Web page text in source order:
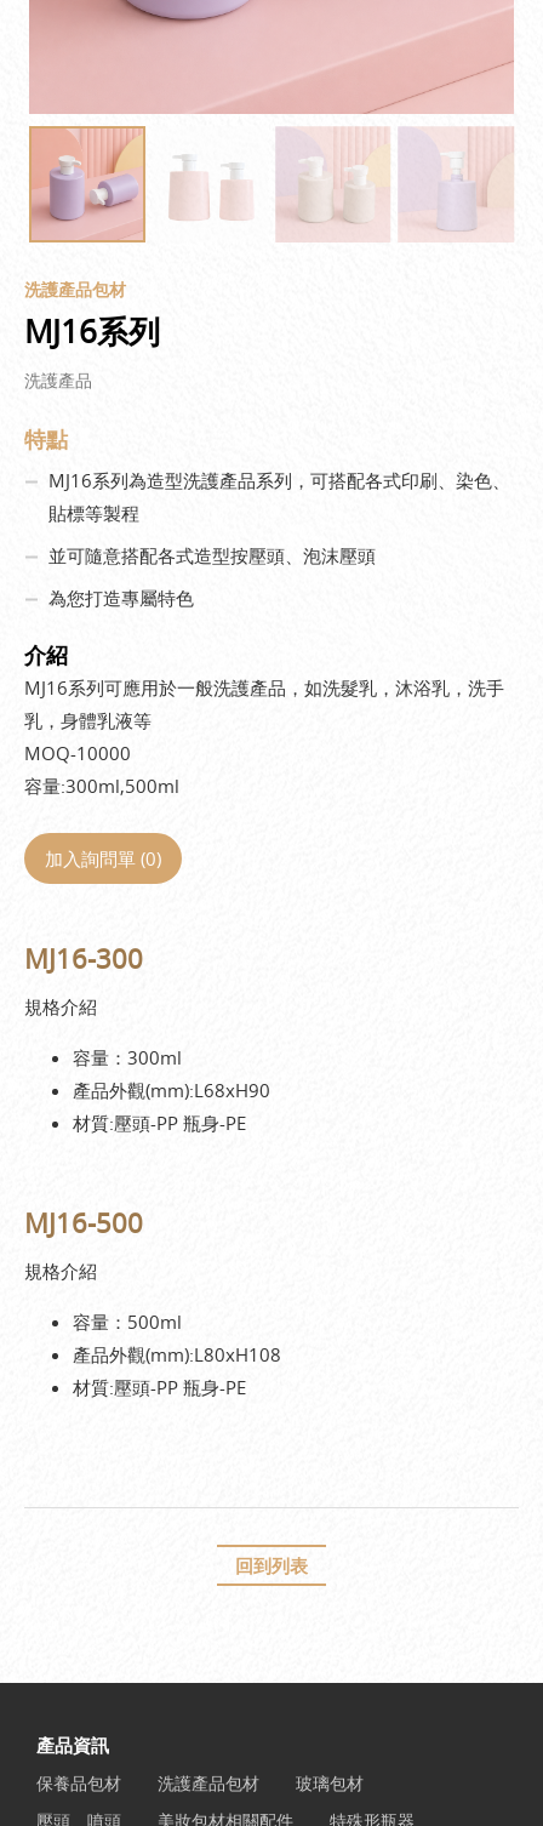
洗護產品包材
MJ16系列
洗護產品
特點
MJ16系列為造型洗護產品系列，可搭配各式印刷、染色、
貼標等製程
並可隨意搭配各式造型按壓頭、泡沫壓頭
為您打造專屬特色
介紹
MJ16系列可應用於一般洗護產品，如洗髮乳，沐浴乳，洗手
乳，身體乳液等
MOQ-10000
容量:300ml,500ml
加入詢問單 (0)
MJ16-300
規格介紹
容量：300ml
產品外觀(mm):L68xH90
材質:壓頭-PP 瓶身-PE
MJ16-500
規格介紹
容量：500ml
產品外觀(mm):L80xH108
材質:壓頭-PP 瓶身-PE
回到列表
產品資訊
保養品包材 洗護產品包材
玻璃包材
壓頭、噴頭
美妝包材相關配件 特殊形瓶器